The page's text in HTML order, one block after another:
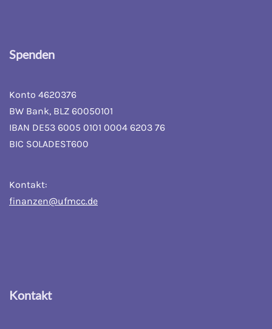
Spenden
Konto 4620376
BW Bank, BLZ 60050101
IBAN DE53 6005 0101 0004 6203 76
BIC SOLADEST600
Kontakt:
finanzen@ufmcc.de
Kontakt